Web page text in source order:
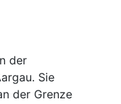
der
Sie
der Grenze